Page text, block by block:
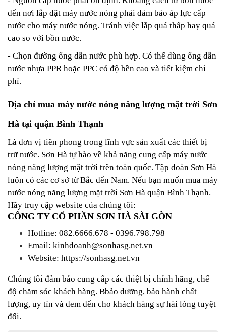
đến nơi lắp đặt máy nước nóng phải đảm bảo áp lực cấp
nước cho máy nước nóng. Tránh việc lắp quá thấp hay quá
cao so với bồn nước.
- Chọn đường ống dẫn nước phù hợp. Có thể dùng ống dẫn
nước nhựa PPR hoặc PPC có độ bền cao và tiết kiệm chi
phí.
Địa chỉ mua máy nước nóng năng lượng mặt trời Sơn
Hà tại quận Bình Thạnh
Là đơn vị tiên phong trong lĩnh vực sản xuất các thiết bị
trữ nước. Sơn Hà tự hào về khả năng cung cấp máy nước
nóng năng lượng mặt trời trên toàn quốc. Tập đoàn Sơn Hà
luôn có các cơ sở từ Bắc đến Nam. Nếu bạn muốn mua máy
nước nóng năng lượng mặt trời Sơn Hà quận Bình Thạnh.
Hãy truy cập website của chúng tôi:
CÔNG TY CỔ PHẦN SƠN HÀ SÀI GÒN
Hotline: 082.6666.678 - 0396.798.798
Email: kinhdoanh@sonhasg.net.vn
Website: https://sonhasg.net.vn
Chúng tôi đảm bảo cung cấp các thiệt bị chính hãng, chế
độ chăm sóc khách hàng. Bbảo dưỡng, bảo hành chất
lượng, uy tín và đem đến cho khách hàng sự hài lòng tuyệt
đối.